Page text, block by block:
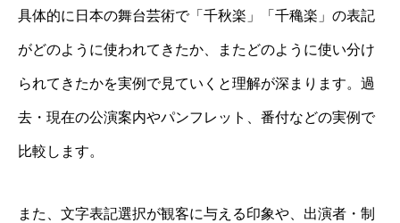
具体的に日本の舞台芸術で「千秋楽」「千穐楽」の表記
がどのように使われてきたか、またどのように使い分け
られてきたかを実例で見ていくと理解が深まります。過
去・現在の公演案内やパンフレット、番付などの実例で
比較します。
また、文字表記選択が観客に与える印象や、出演者・制